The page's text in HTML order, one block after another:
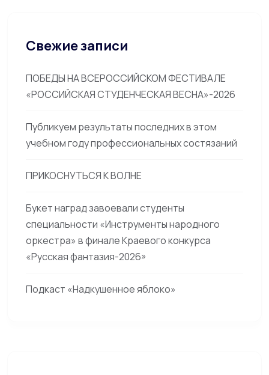
Свежие записи
ПОБЕДЫ НА ВСЕРОССИЙСКОМ ФЕСТИВАЛЕ
«РОССИЙСКАЯ СТУДЕНЧЕСКАЯ ВЕСНА»-2026
Публикуем результаты последних в этом
учебном году профессиональных состязаний
ПРИКОСНУТЬСЯ К ВОЛНЕ
Букет наград завоевали студенты
специальности «Инструменты народного
оркестра» в финале Краевого конкурса
«Русская фантазия-2026»
Подкаст «Надкушенное яблоко»